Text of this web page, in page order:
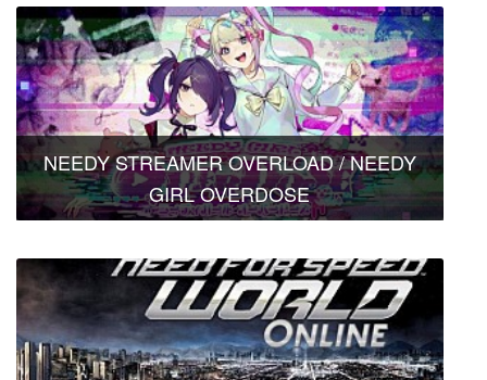
NEEDY STREAMER OVERLOAD / NEEDY
GIRL OVERDOSE